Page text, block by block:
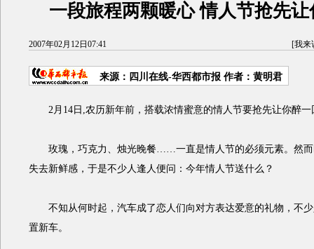
一段旅程两颗暖心 情人节抢先
2007年02月12日07:41 [我来
来源：四川在线-华西都市报 作者：黄明君
2月14日,农历新年前，搭载浓情蜜意的情人节要抢先让你醉一
玫瑰，巧克力、烛光晚餐……一直是情人节的必须元素。然而
失去新鲜感，于是不少人逢人便问：今年情人节送什么？
不知从何时起，汽车成了恋人们向对方表达爱意的礼物，不少
置新车。